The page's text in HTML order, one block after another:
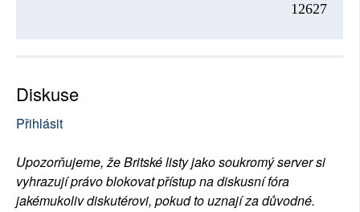
12627
Diskuse
Přihlásit
Upozorňujeme, že Britské listy jako soukromý server si
vyhrazují právo blokovat přístup na diskusní fóra
jakémukoliv diskutérovi, pokud to uznají za důvodné.